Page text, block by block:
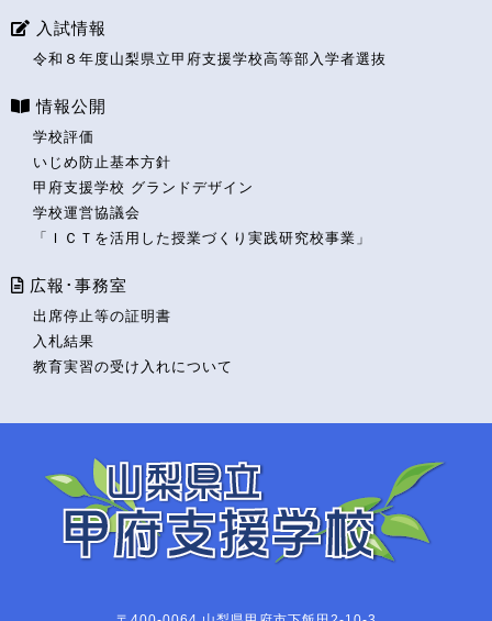
入試情報
令和８年度山梨県立甲府支援学校高等部入学者選抜
情報公開
学校評価
いじめ防止基本方針
甲府支援学校 グランドデザイン
学校運営協議会
「ＩＣＴを活用した授業づくり実践研究校事業」
広報･事務室
出席停止等の証明書
入札結果
教育実習の受け入れについて